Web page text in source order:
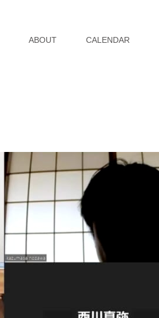
ABOUT CALENDAR